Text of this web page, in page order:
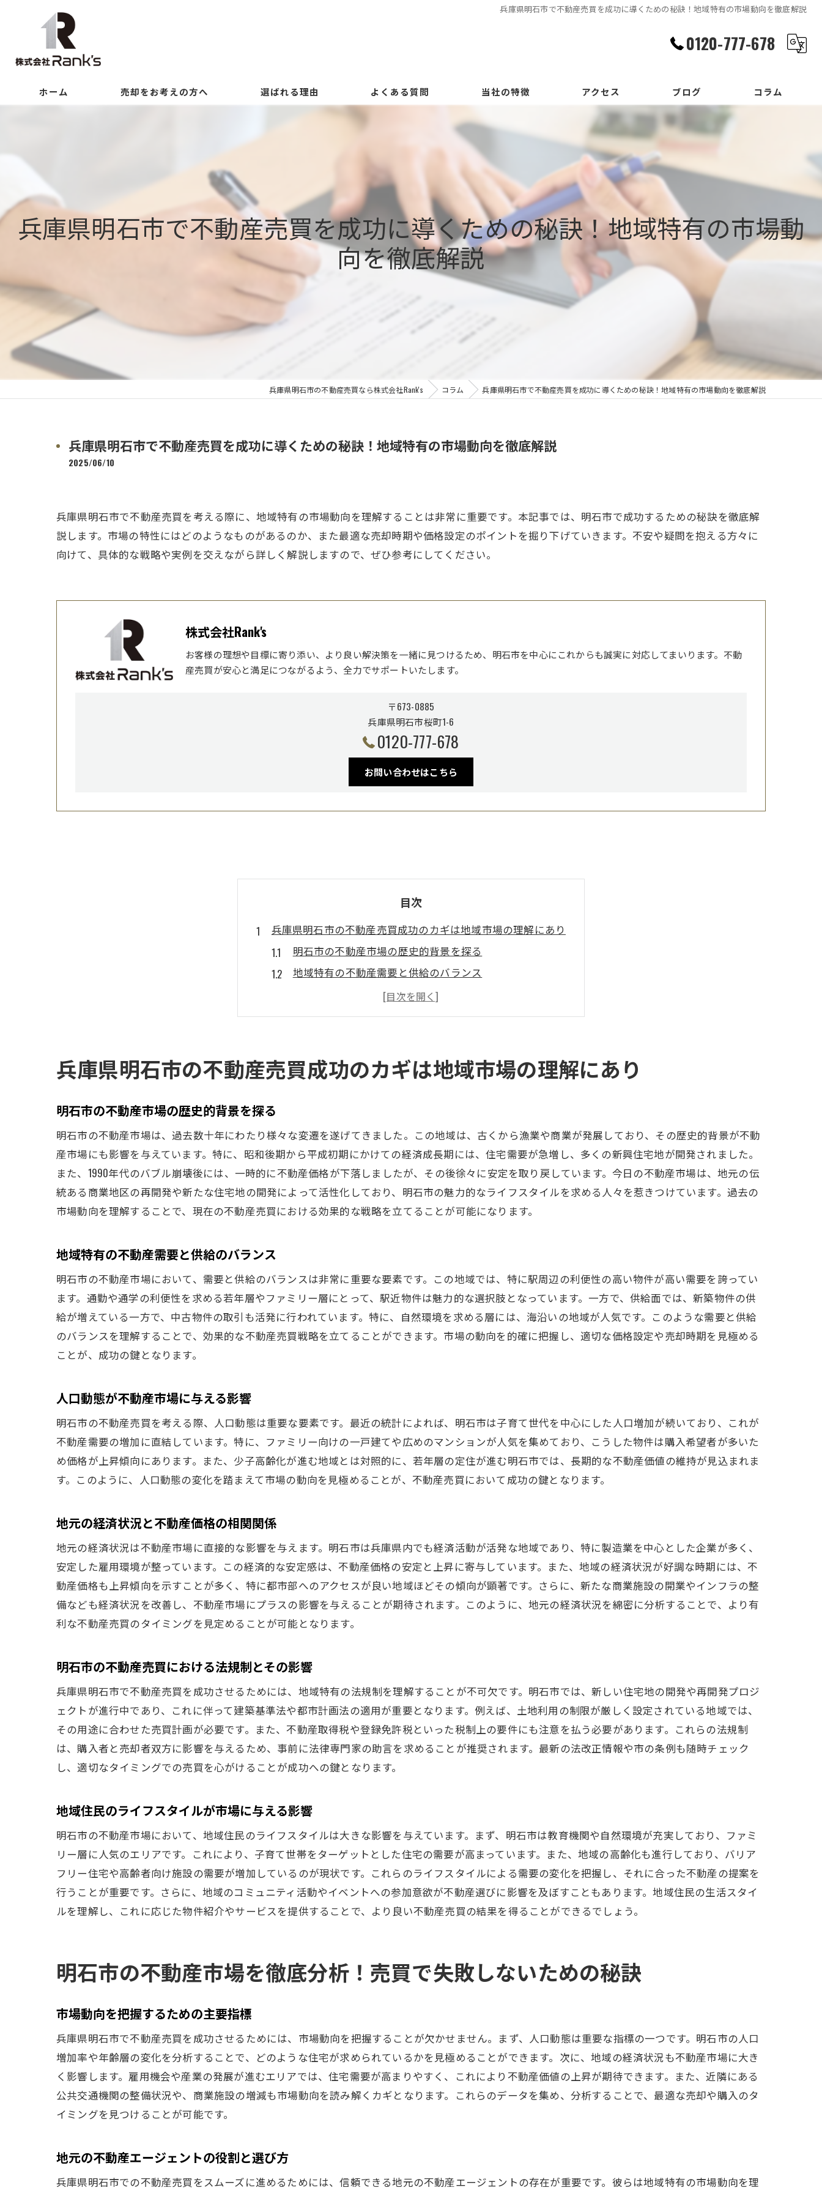
兵庫県明石市で不動産売買を成功に導くための秘訣！地域特有の市場動向を徹底解説
0120-777-678
ホーム 売却をお考えの方へ 選ばれる理由 よくある質問 当社の特徴
戸建て
マンション
土地
相続
住み替え
アクセス ブログ コラム
兵庫県明石市で不動産売買を成功に導くための秘訣！地域特有の市場動
向を徹底解説
兵庫県明石市の不動産売買なら株式会社Rank's コラム 兵庫県明石市で不動産売買を成功に導くための秘訣！地域特有の市場動向を徹底解説
兵庫県明石市で不動産売買を成功に導くための秘訣！地域特有の市場動向を徹底解説
2025/06/10
兵庫県明石市で不動産売買を考える際に、地域特有の市場動向を理解することは非常に重要です。本記事では、明石市で成功するための秘訣を徹底解
説します。市場の特性にはどのようなものがあるのか、また最適な売却時期や価格設定のポイントを掘り下げていきます。不安や疑問を抱える方々に
向けて、具体的な戦略や実例を交えながら詳しく解説しますので、ぜひ参考にしてください。
株式会社Rank's
お客様の理想や目標に寄り添い、より良い解決策を一緒に見つけるため、明石市を中心にこれからも誠実に対応してまいります。不動
産売買が安心と満足につながるよう、全力でサポートいたします。
〒673-0885
兵庫県明石市桜町1-6
0120-777-678
お問い合わせはこちら
目次
兵庫県明石市の不動産売買成功のカギは地域市場の理解にあり
明石市の不動産市場の歴史的背景を探る
地域特有の不動産需要と供給のバランス
人口動態が不動産市場に与える影響
地元の経済状況と不動産価格の相関関係
地域住民のライフスタイルが市場に与える影響
明石市の不動産市場を徹底分析！売買で失敗しないための秘訣
過去の取引データから学ぶ成功事例
失敗を避けるためのリスク管理法
取引を有利に進めるための交渉テクニック
明石市の不動産取引における注意点
明石市の住宅価格動向を読む
新規開発プロジェクトが市場に与える影響
地域のインフラ整備が不動産価値に与える影響
観光地としての魅力と不動産市場の関係
明石市の不動産市場に適した価格交渉術
売却前に行うべき物件改善ポイント
バイヤーのニーズを引きつけるプロモーション
地域に特化したマーケティング戦略
不動産売買における最適な売却時期を見極める方法
明石市の季節ごとの売却タイミング
市場環境を見極めるための経済指標
ライフステージに応じた最適な売却時期
地域のイベントと不動産市場の関連性
過去の売却データから学ぶ最適時期の傾向
市場価格との比較で適正価格を設定
価格設定における心理的要素の重要性
地域の平均価格と自分の物件の価格の関係
競合物件との価格差をどうつけるか
価格調整のタイミングとその効果
地域特性を活かした不動産売買の具体例と実践的アドバイス
明石市ならではの魅力を活かした売買事例
地域資源を活用した不動産価値の向上
成功事例から学ぶ投資戦略のポイント
明石市の不動産売買に成功したエピソード
不安を解消！明石市での不動産売買を成功させる実例とヒント
専門家のアドバイスをどう活用するか
不動産売買でよくある質問とその対策
明石市でのトラブル事例とその対処法
兵庫県明石市の不動産売買成功のカギは地域市場の理解にあり
明石市の不動産市場の歴史的背景を探る
明石市の不動産市場は、過去数十年にわたり様々な変遷を遂げてきました。この地域は、古くから漁業や商業が発展しており、その歴史的背景が不動
産市場にも影響を与えています。特に、昭和後期から平成初期にかけての経済成長期には、住宅需要が急増し、多くの新興住宅地が開発されました。
また、1990年代のバブル崩壊後には、一時的に不動産価格が下落しましたが、その後徐々に安定を取り戻しています。今日の不動産市場は、地元の伝
統ある商業地区の再開発や新たな住宅地の開発によって活性化しており、明石市の魅力的なライフスタイルを求める人々を惹きつけています。過去の
市場動向を理解することで、現在の不動産売買における効果的な戦略を立てることが可能になります。
地域特有の不動産需要と供給のバランス
明石市の不動産市場において、需要と供給のバランスは非常に重要な要素です。この地域では、特に駅周辺の利便性の高い物件が高い需要を誇ってい
ます。通勤や通学の利便性を求める若年層やファミリー層にとって、駅近物件は魅力的な選択肢となっています。一方で、供給面では、新築物件の供
給が増えている一方で、中古物件の取引も活発に行われています。特に、自然環境を求める層には、海沿いの地域が人気です。このような需要と供給
のバランスを理解することで、効果的な不動産売買戦略を立てることができます。市場の動向を的確に把握し、適切な価格設定や売却時期を見極める
ことが、成功の鍵となります。
人口動態が不動産市場に与える影響
明石市の不動産売買を考える際、人口動態は重要な要素です。最近の統計によれば、明石市は子育て世代を中心にした人口増加が続いており、これが
不動産需要の増加に直結しています。特に、ファミリー向けの一戸建てや広めのマンションが人気を集めており、こうした物件は購入希望者が多いた
め価格が上昇傾向にあります。また、少子高齢化が進む地域とは対照的に、若年層の定住が進む明石市では、長期的な不動産価値の維持が見込まれま
す。このように、人口動態の変化を踏まえて市場の動向を見極めることが、不動産売買において成功の鍵となります。
地元の経済状況と不動産価格の相関関係
地元の経済状況は不動産市場に直接的な影響を与えます。明石市は兵庫県内でも経済活動が活発な地域であり、特に製造業を中心とした企業が多く、
安定した雇用環境が整っています。この経済的な安定感は、不動産価格の安定と上昇に寄与しています。また、地域の経済状況が好調な時期には、不
動産価格も上昇傾向を示すことが多く、特に都市部へのアクセスが良い地域ほどその傾向が顕著です。さらに、新たな商業施設の開業やインフラの整
備なども経済状況を改善し、不動産市場にプラスの影響を与えることが期待されます。このように、地元の経済状況を綿密に分析することで、より有
利な不動産売買のタイミングを見定めることが可能となります。
明石市の不動産売買における法規制とその影響
兵庫県明石市で不動産売買を成功させるためには、地域特有の法規制を理解することが不可欠です。明石市では、新しい住宅地の開発や再開発プロジ
ェクトが進行中であり、これに伴って建築基準法や都市計画法の適用が重要となります。例えば、土地利用の制限が厳しく設定されている地域では、
その用途に合わせた売買計画が必要です。また、不動産取得税や登録免許税といった税制上の要件にも注意を払う必要があります。これらの法規制
は、購入者と売却者双方に影響を与えるため、事前に法律専門家の助言を求めることが推奨されます。最新の法改正情報や市の条例も随時チェック
し、適切なタイミングでの売買を心がけることが成功への鍵となります。
地域住民のライフスタイルが市場に与える影響
明石市の不動産市場において、地域住民のライフスタイルは大きな影響を与えています。まず、明石市は教育機関や自然環境が充実しており、ファミ
リー層に人気のエリアです。これにより、子育て世帯をターゲットとした住宅の需要が高まっています。また、地域の高齢化も進行しており、バリア
フリー住宅や高齢者向け施設の需要が増加しているのが現状です。これらのライフスタイルによる需要の変化を把握し、それに合った不動産の提案を
行うことが重要です。さらに、地域のコミュニティ活動やイベントへの参加意欲が不動産選びに影響を及ぼすこともあります。地域住民の生活スタイ
ルを理解し、これに応じた物件紹介やサービスを提供することで、より良い不動産売買の結果を得ることができるでしょう。
明石市の不動産市場を徹底分析！売買で失敗しないための秘訣
市場動向を把握するための主要指標
兵庫県明石市で不動産売買を成功させるためには、市場動向を把握することが欠かせません。まず、人口動態は重要な指標の一つです。明石市の人口
増加率や年齢層の変化を分析することで、どのような住宅が求められているかを見極めることができます。次に、地域の経済状況も不動産市場に大き
く影響します。雇用機会や産業の発展が進むエリアでは、住宅需要が高まりやすく、これにより不動産価値の上昇が期待できます。また、近隣にある
公共交通機関の整備状況や、商業施設の増減も市場動向を読み解くカギとなります。これらのデータを集め、分析することで、最適な売却や購入のタ
イミングを見つけることが可能です。
地元の不動産エージェントの役割と選び方
兵庫県明石市での不動産売買をスムーズに進めるためには、信頼できる地元の不動産エージェントの存在が重要です。彼らは地域特有の市場動向を理